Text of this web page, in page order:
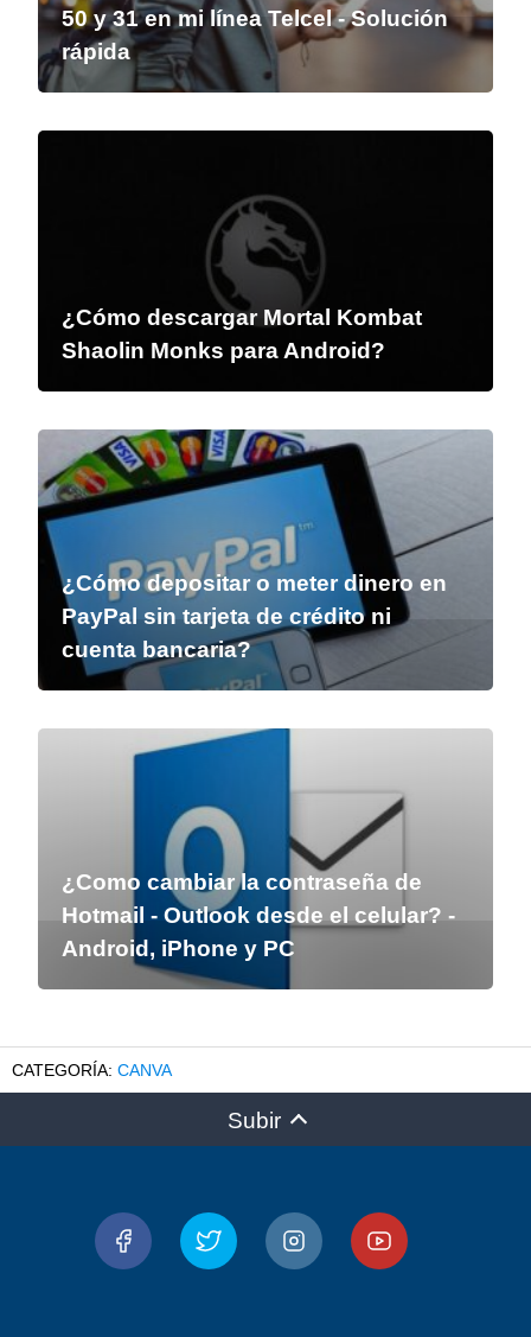
50 y 31 en mi línea Telcel - Solución
rápida
¿Cómo descargar Mortal Kombat
Shaolin Monks para Android?
¿Cómo depositar o meter dinero en
PayPal sin tarjeta de crédito ni
cuenta bancaria?
¿Como cambiar la contraseña de
Hotmail - Outlook desde el celular? -
Android, iPhone y PC
CANVA
Subir